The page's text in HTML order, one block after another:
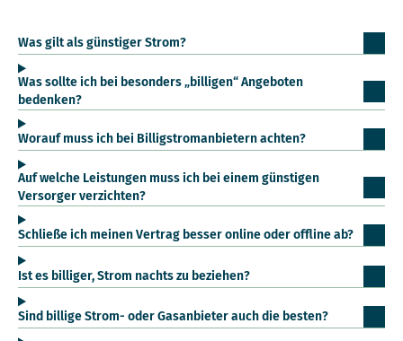
Was gilt als günstiger Strom?
Was sollte ich bei besonders „billigen“ Angeboten
bedenken?
Worauf muss ich bei Billigstromanbietern achten?
Auf welche Leistungen muss ich bei einem günstigen
Versorger verzichten?
Schließe ich meinen Vertrag besser online oder offline ab?
Ist es billiger, Strom nachts zu beziehen?
Sind billige Strom- oder Gasanbieter auch die besten?